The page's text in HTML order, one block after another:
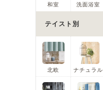
和室 洗面浴室
テイスト別
北欧 ナチュラル